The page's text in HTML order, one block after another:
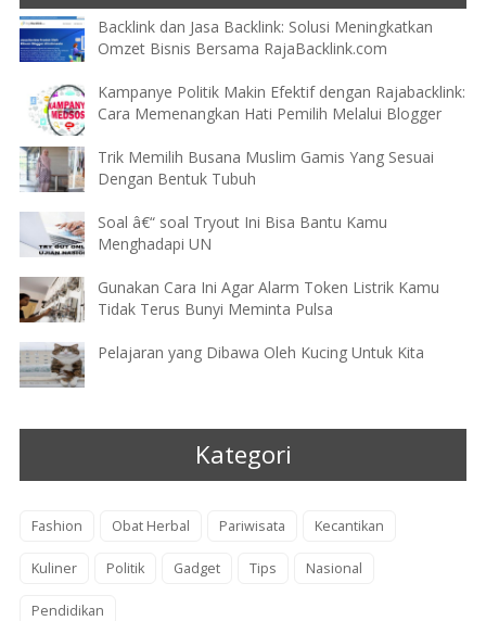
Backlink dan Jasa Backlink: Solusi Meningkatkan
Omzet Bisnis Bersama RajaBacklink.com
Kampanye Politik Makin Efektif dengan Rajabacklink:
Cara Memenangkan Hati Pemilih Melalui Blogger
Trik Memilih Busana Muslim Gamis Yang Sesuai
Dengan Bentuk Tubuh
Soal â€“ soal Tryout Ini Bisa Bantu Kamu
Menghadapi UN
Gunakan Cara Ini Agar Alarm Token Listrik Kamu
Tidak Terus Bunyi Meminta Pulsa
Pelajaran yang Dibawa Oleh Kucing Untuk Kita
Kategori
Fashion Obat Herbal Pariwisata Kecantikan
Kuliner Politik Gadget Tips Nasional
Pendidikan